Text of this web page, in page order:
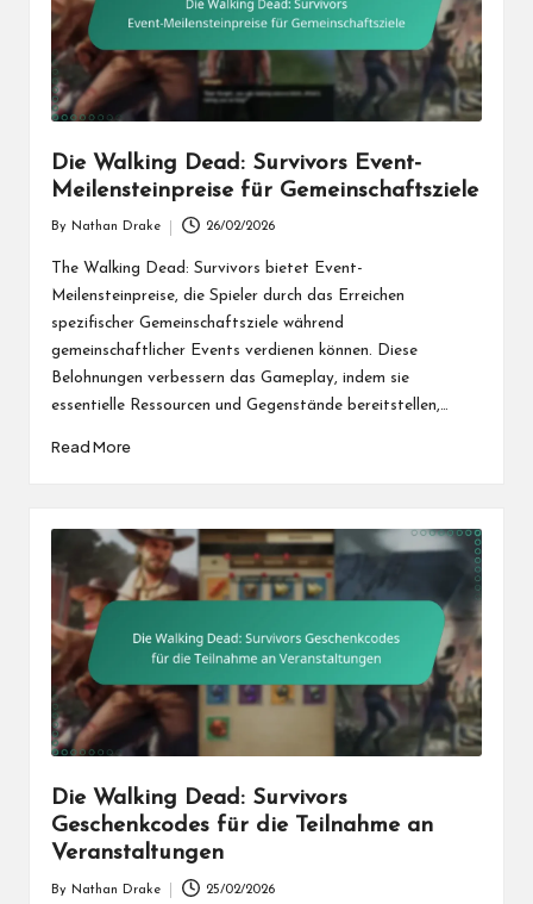
Die Walking Dead: Survivors Event-
Meilensteinpreise für Gemeinschaftsziele
by
By Nathan Drake 26/02/2026
The Walking Dead: Survivors bietet Event-
Meilensteinpreise, die Spieler durch das Erreichen
spezifischer Gemeinschaftsziele während
gemeinschaftlicher Events verdienen können. Diese
Belohnungen verbessern das Gameplay, indem sie
essentielle Ressourcen und Gegenstände bereitstellen,…
Read More
Die Walking Dead: Survivors
Geschenkcodes für die Teilnahme an
Veranstaltungen
By Nathan Drake 25/02/2026